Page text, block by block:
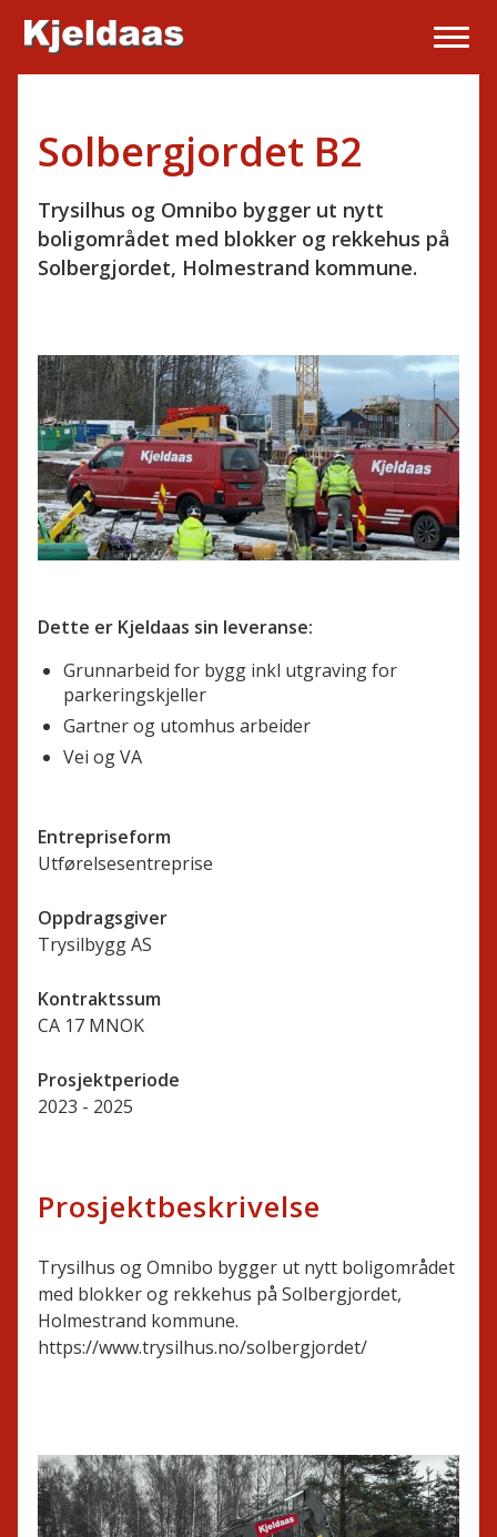
Solbergjordet B2
Trysilhus og Omnibo bygger ut nytt
boligområdet med blokker og rekkehus på
Solbergjordet, Holmestrand kommune.
Dette er Kjeldaas sin leveranse:
Grunnarbeid for bygg inkl utgraving for
parkeringskjeller
Gartner og utomhus arbeider
Vei og VA
Entrepriseform
Utførelsesentreprise
Oppdragsgiver
Trysilbygg AS
Kontraktssum
CA 17 MNOK
Prosjektperiode
2023 - 2025
Prosjektbeskrivelse
Trysilhus og Omnibo bygger ut nytt boligområdet
med blokker og rekkehus på Solbergjordet,
Holmestrand kommune.
https://www.trysilhus.no/solbergjordet/